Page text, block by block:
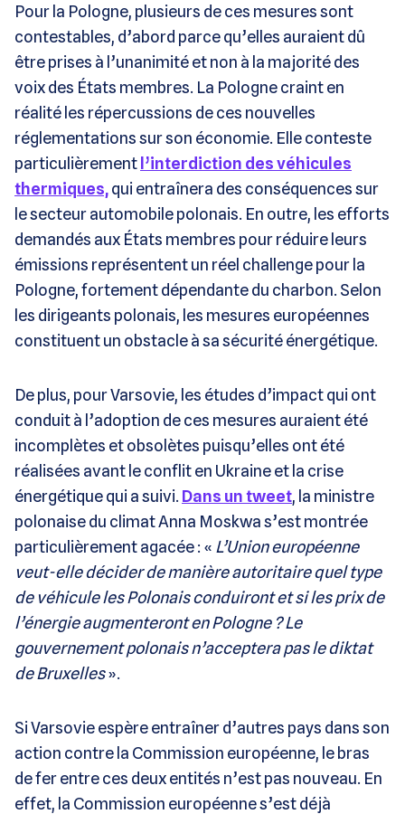
Pour la Pologne, plusieurs de ces mesures sont
contestables, d’abord parce qu’elles auraient dû
être prises à l’unanimité et non à la majorité des
voix des États membres. La Pologne craint en
réalité les répercussions de ces nouvelles
réglementations sur son économie. Elle conteste
particulièrement l’interdiction des véhicules
thermiques,qui entraînera des conséquences sur
le secteur automobile polonais. En outre, les efforts
demandés aux États membres pour réduire leurs
émissions représentent un réel challenge pour la
Pologne, fortement dépendante du charbon. Selon
les dirigeants polonais, les mesures européennes
constituent un obstacle à sa sécurité énergétique.
De plus, pour Varsovie, les études d’impact qui ont
conduit à l’adoption de ces mesures auraient été
incomplètes et obsolètes puisqu’elles ont été
réalisées avant le conflit en Ukraine et la crise
énergétique qui a suivi. Dans un tweet, la ministre
polonaise du climat Anna Moskwa s’est montrée
particulièrement agacée : « L’Union européenne
veut-elle décider de manière autoritaire quel type
de véhicule les Polonais conduiront et si les prix de
l’énergie augmenteront en Pologne ? Le
gouvernement polonais n’acceptera pas le diktat
de Bruxelles».
Si Varsovie espère entraîner d’autres pays dans son
action contre la Commission européenne, le bras
de fer entre ces deux entités n’est pas nouveau. En
effet, la Commission européenne s’est déjà